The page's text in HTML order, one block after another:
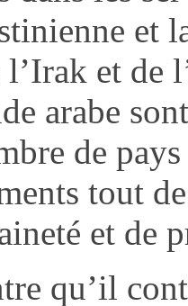
et
et de
arabe
de
tout
et de
qu’il